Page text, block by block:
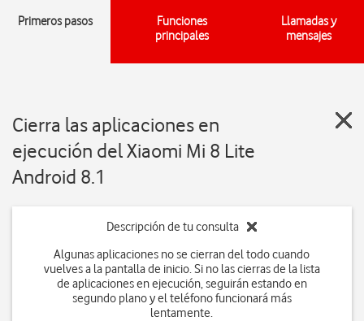
Primeros pasos
Funciones
principales
Llamadas y
mensajes
Cierra las aplicaciones en
ejecución del Xiaomi Mi 8 Lite
Android 8.1
Descripción de tu consulta
Algunas aplicaciones no se cierran del todo cuando
vuelves a la pantalla de inicio. Si no las cierras de la lista
de aplicaciones en ejecución, seguirán estando en
segundo plano y el teléfono funcionará más
lentamente.